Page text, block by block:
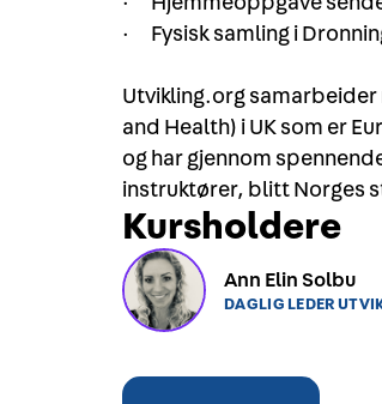
· Fysisk samling i
Utvikling.org
and Health) i UK som er
og har gjennom
instruktører, blitt Norges
Kursholdere
Ann Elin Solbu
DAGLIG LEDER